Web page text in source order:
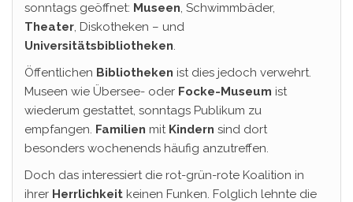
sonntags geöffnet: Museen, Schwimmbäder,
Theater, Diskotheken – und
Universitätsbibliotheken.
Öffentlichen Bibliotheken ist dies jedoch verwehrt.
Museen wie Übersee- oder Focke-Museum ist
wiederum gestattet, sonntags Publikum zu
empfangen. Familien mit Kindern sind dort
besonders wochenends häufig anzutreffen.
Doch das interessiert die rot-grün-rote Koalition in
ihrer Herrlichkeit keinen Funken. Folglich lehnte die